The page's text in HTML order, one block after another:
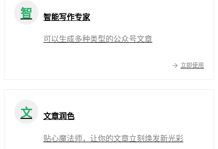
智 智能写作专家
可以生成多种类型的公众号文章
立即使用
文 文章润色
贴心魔法师，让你的文章立刻焕发新光彩